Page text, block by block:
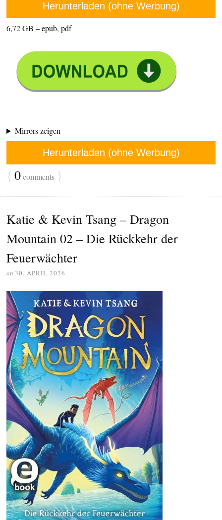
Herunterladen (ohne Werbung)
6,72 GB – epub, pdf
Mirrors zeigen
Herunterladen (ohne Werbung)
{ 0comments }
Katie & Kevin Tsang – Dragon
Mountain 02 – Die Rückkehr der
Feuerwächter
on 30. APRIL 2026